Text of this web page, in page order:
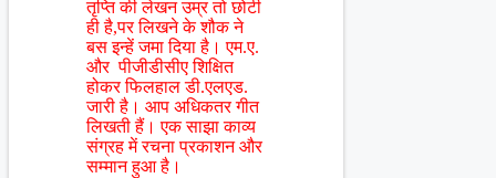
तृप्ति की लेखन उम्र तो छोटी
ही है,पर लिखने के शौक ने
बस इन्हें जमा दिया है। एम.ए.
और पीजीडीसीए शिक्षित
होकर फिलहाल डी.एलएड.
जारी है। आप अधिकतर गीत
लिखती हैं। एक साझा काव्य
संग्रह में रचना प्रकाशन और
सम्मान हुआ है।